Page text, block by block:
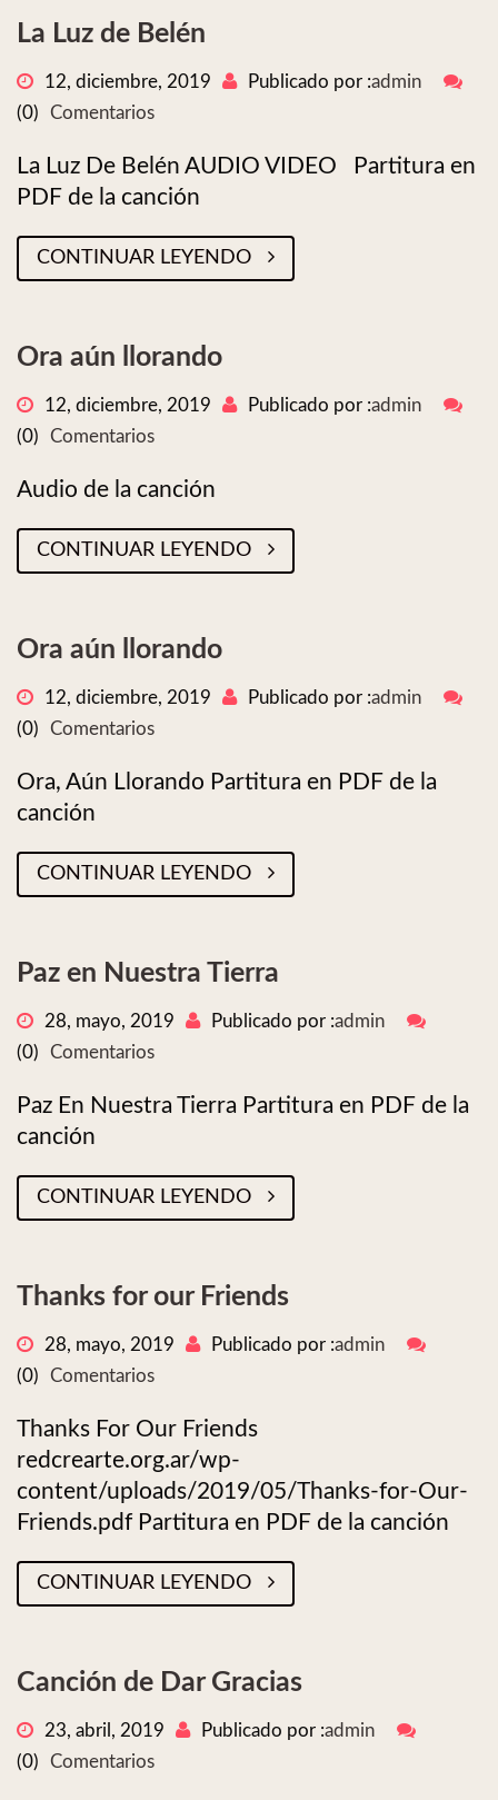
La Luz de Belén
12, diciembre, 2019 Publicado por :admin
(0)
Comentarios
La Luz De Belén AUDIO VIDEO Partitura en
PDF de la canción
CONTINUAR LEYENDO
Ora aún llorando
12, diciembre, 2019 Publicado por :admin
(0)
Comentarios
Audio de la canción
CONTINUAR LEYENDO
Ora aún llorando
12, diciembre, 2019 Publicado por :admin
(0)
Comentarios
Ora, Aún Llorando Partitura en PDF de la
canción
CONTINUAR LEYENDO
Paz en Nuestra Tierra
28, mayo, 2019 Publicado por :admin
(0)
Comentarios
Paz En Nuestra Tierra Partitura en PDF de la
canción
CONTINUAR LEYENDO
Thanks for our Friends
28, mayo, 2019 Publicado por :admin
(0)
Comentarios
Thanks For Our Friends
redcrearte.org.ar/wp-
content/uploads/2019/05/Thanks-for-Our-
Friends.pdf Partitura en PDF de la canción
CONTINUAR LEYENDO
Canción de Dar Gracias
23, abril, 2019 Publicado por :admin
(0)
Comentarios